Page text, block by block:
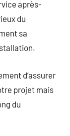
après-
du
sa
d’assurer
projet mais
du